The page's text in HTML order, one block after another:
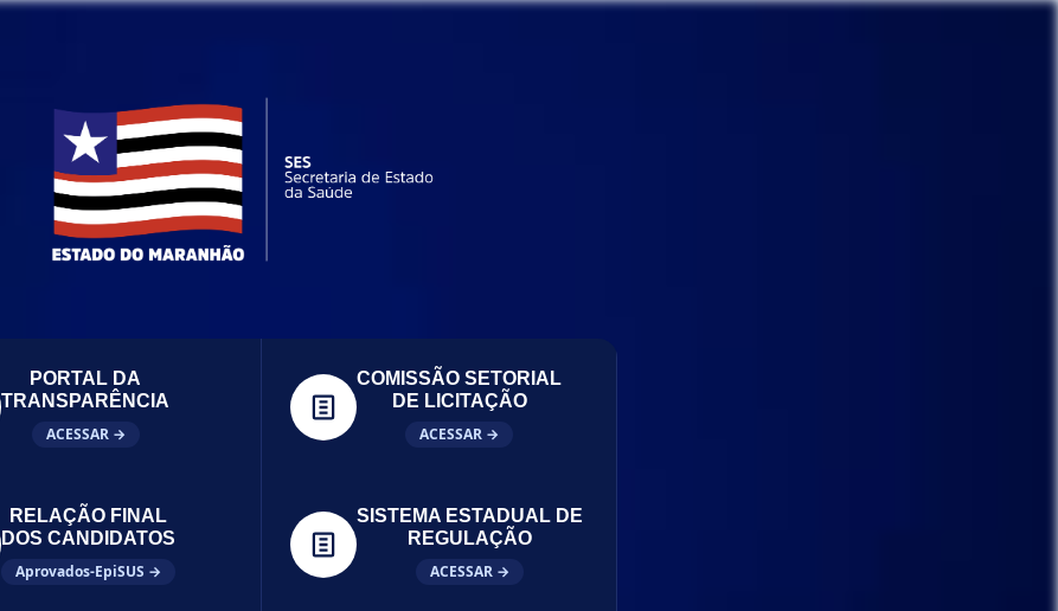
PORTAL DA
TRANSPARÊNCIA
ACESSAR →
COMISSÃO SETORIAL
DE LICITAÇÃO
ACESSAR →
RELAÇÃO FINAL
DOS CANDIDATOS
Aprovados-EpiSUS →
SISTEMA ESTADUAL DE
REGULAÇÃO
ACESSAR →